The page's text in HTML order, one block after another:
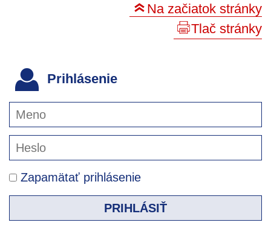
Na začiatok stránky
Tlač stránky
Prihlásenie
Zapamätať prihlásenie
PRIHLÁSIŤ